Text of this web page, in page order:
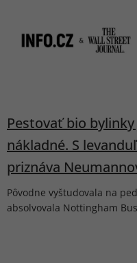
k
o
v
Pestovať bio
nákladné. S
priznáva
Pôvodne vyštudovala na
absolvovala Nottingham